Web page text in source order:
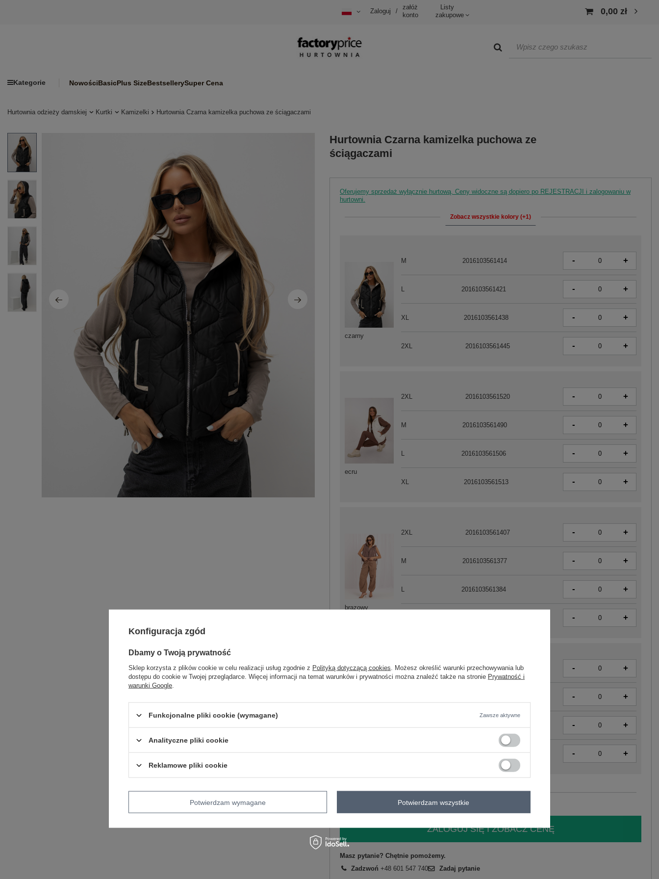
Zaloguj /
załóż
konto
Listy
zakupowe
0,00 zł
Kategorie NowościBasicPlus SizeBestsellerySuper Cena
Hurtownia odzieży damskiej Kurtki Kamizelki Hurtownia Czarna kamizelka puchowa ze ściągaczami
Hurtownia Czarna kamizelka puchowa ze
ściągaczami
Oferujemy sprzedaż wyłącznie hurtową. Ceny widoczne są dopiero po REJESTRACJI i zalogowaniu w
hurtowni.
Zobacz wszystkie kolory (+1)
ecru
2XL 2016103561520 - +
M 2016103561490 - +
L 2016103561506 - +
XL 2016103561513 - +
brązowy
2XL 2016103561407 - +
M 2016103561377 - +
L 2016103561384 - +
- +
2XL 2016103561483 - +
- +
- +
- +
czarny
M 2016103561414 - +
L 2016103561421 - +
XL 2016103561438 - +
2XL 2016103561445 - +
Zobacz wszystkie kolory (+1)
ZALOGUJ SIĘ I ZOBACZ CENĘ
Masz pytanie? Chętnie pomożemy.
Zadzwoń +48 601 547 740 Zadaj pytanie
Konfiguracja zgód
Dbamy o Twoją prywatność
Sklep korzysta z plików cookie w celu realizacji usług zgodnie z Polityką dotyczącą cookies . Możesz określić warunki przechowywania lub
dostępu do cookie w Twojej przeglądarce. Więcej informacji na temat warunków i prywatności można znaleźć także na stronie Prywatność i
warunki Google
Funkcjonalne pliki cookie (wymagane) Zawsze aktywne
Analityczne pliki cookie
Reklamowe pliki cookie
Potwierdzam wymagane Potwierdzam wszystkie